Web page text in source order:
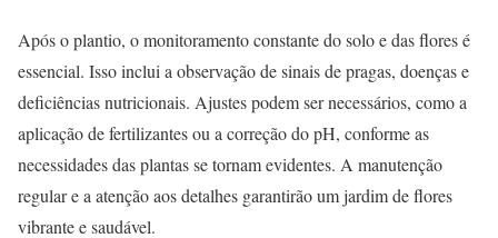
Após o plantio, o monitoramento constante do solo e das flores é
essencial. Isso inclui a observação de sinais de pragas, doenças e
deficiências nutricionais. Ajustes podem ser necessários, como a
aplicação de fertilizantes ou a correção do pH, conforme as
necessidades das plantas se tornam evidentes. A manutenção
regular e a atenção aos detalhes garantirão um jardim de flores
vibrante e saudável.